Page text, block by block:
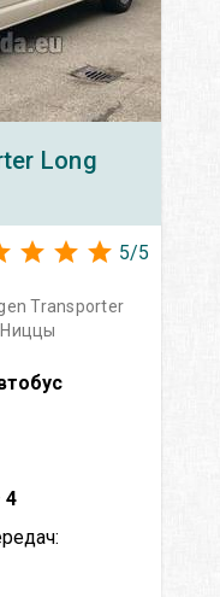
Long
5/5
Transporter
Ниццы
4